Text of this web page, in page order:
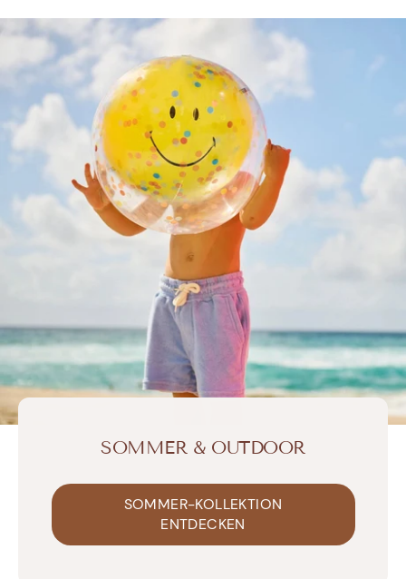
SOMMER & OUTDOOR
SOMMER-KOLLEKTION
ENTDECKEN